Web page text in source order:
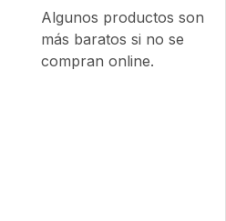
Algunos productos son
más baratos si no se
compran online.